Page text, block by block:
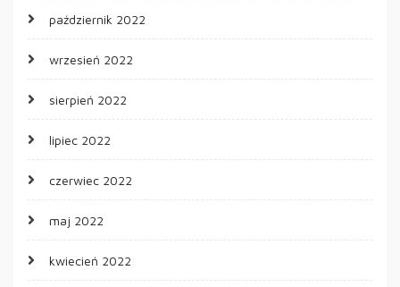
październik 2022
wrzesień 2022
sierpień 2022
lipiec 2022
czerwiec 2022
maj 2022
kwiecień 2022